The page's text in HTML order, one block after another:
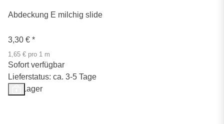
Abdeckung E milchig slide
3,30 € *
1,65 € pro 1 m
Sofort verfügbar
Lieferstatus: ca. 3-5 Tage
Auf Lager